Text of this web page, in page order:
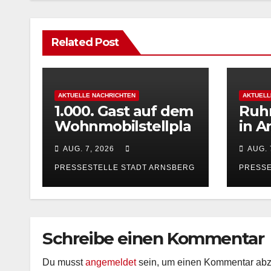
Related Post
AKTUELLE NACHRICHTEN
1.000. Gast auf dem
Wohnmobilstellpla
tz ‚Altes Feld‘ in
Arnsberg gefeiert
AUG. 7, 2026
PRESSESTELLE STADT ARNSBERG
in
AUG.
Schreibe einen Kommentar
Du musstangemeldetsein, um einen Kommentar